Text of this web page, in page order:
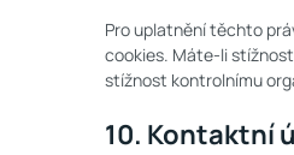
Pro uplatnění těchto
cookies. Máte-li
stížnost kontrolnímu
10. Kontaktní